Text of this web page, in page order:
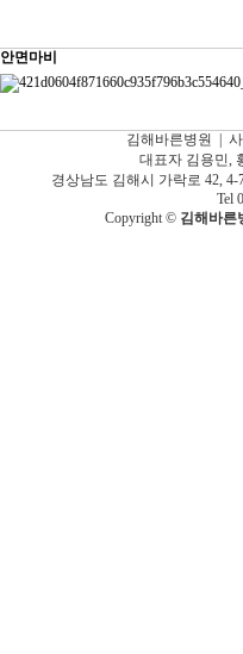
안면마비
김해바른병원 | 사
대표자 김용민,
경상남도 김해시 가락로 42,
Tel
Copyright © 김해바른